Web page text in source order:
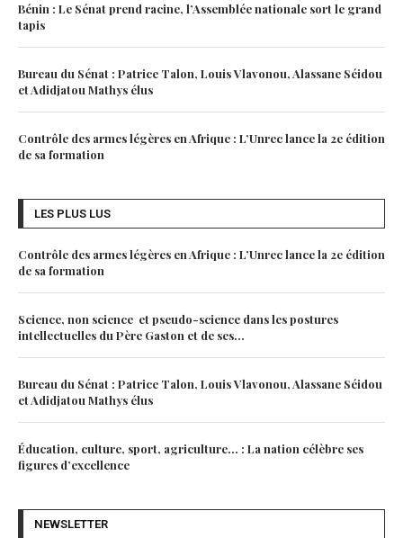
Bénin : Le Sénat prend racine, l’Assemblée nationale sort le grand
tapis
Bureau du Sénat : Patrice Talon, Louis Vlavonou, Alassane Séidou
et Adidjatou Mathys élus
Contrôle des armes légères en Afrique : L’Unrec lance la 2e édition
de sa formation
LES PLUS LUS
Contrôle des armes légères en Afrique : L’Unrec lance la 2e édition
de sa formation
Science, non science et pseudo-science dans les postures
intellectuelles du Père Gaston et de ses...
Bureau du Sénat : Patrice Talon, Louis Vlavonou, Alassane Séidou
et Adidjatou Mathys élus
Éducation, culture, sport, agriculture… : La nation célèbre ses
figures d’excellence
NEWSLETTER